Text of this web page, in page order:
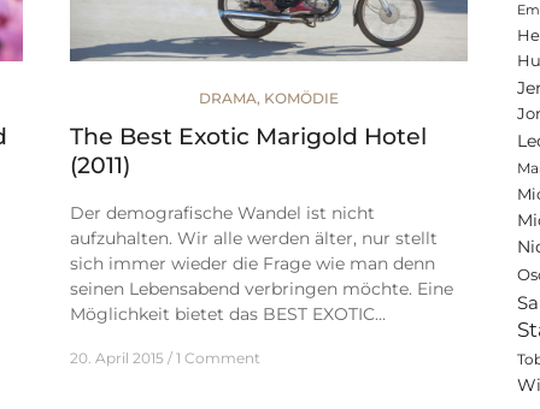
DRAMA, KOMÖDIE
The Best Exotic Marigold Hotel
(2011)
Der demografische Wandel ist nicht
aufzuhalten. Wir alle werden älter, nur stellt
sich immer wieder die Frage wie man denn
seinen Lebensabend verbringen möchte. Eine
Möglichkeit bietet das BEST EXOTIC…
20. April 2015 1 Comment